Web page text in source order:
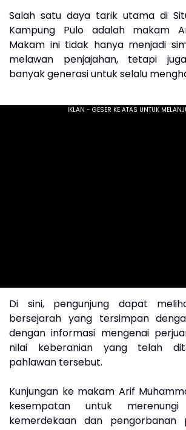
Salah satu daya tarik utama di
Kampung Pulo adalah makam
Makam ini tidak hanya menjadi
melawan penjajahan, tetapi
banyak generasi untuk selalu
Di sini, pengunjung dapat
bersejarah yang tersimpan
dengan informasi mengenai
nilai keberanian yang telah
pahlawan tersebut.
Kunjungan ke makam Arif
kesempatan untuk
kemerdekaan dan pengorbanan